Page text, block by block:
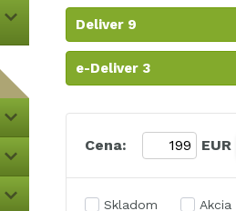
Deliver 9
e-Deliver 3
Cena: EUR
Skladom Akcia